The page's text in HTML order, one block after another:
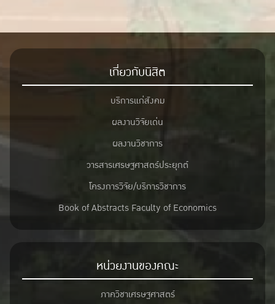
เกี่ยวกับนิสิต
บริการแก่สังคม
ผลงานวิจัยเด่น
ผลงานวิชาการ
วารสารเศรษฐศาสตร์ประยุกต์
โครงการวิจัย/บริการวิชาการ
Book of Abstracts Faculty of Economics
หน่วยงานของคณะ
ภาควิชาเศรษฐศาสตร์